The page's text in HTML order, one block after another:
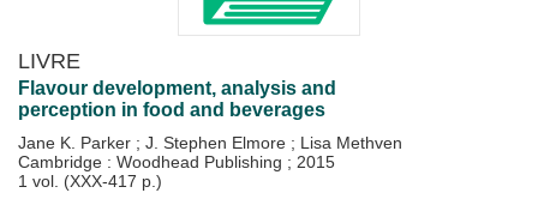
LIVRE
Flavour development, analysis and
perception in food and beverages
Jane K. Parker ; J. Stephen Elmore ; Lisa Methven
Cambridge : Woodhead Publishing ; 2015
1 vol. (XXX-417 p.)